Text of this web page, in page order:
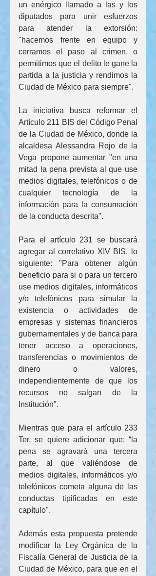
un enérgico llamado a las y los
diputados para unir esfuerzos
para atender la extorsión:
"hacemos frente en equipo y
cerramos el paso al crimen, o
permitimos que el delito le gane la
partida a la justicia y rendimos la
Ciudad de México para siempre".
La iniciativa busca reformar el
Artículo 211 BIS del Código Penal
de la Ciudad de México, donde la
alcaldesa Alessandra Rojo de la
Vega propone aumentar "en una
mitad la pena prevista al que use
medios digitales, telefónicos o de
cualquier tecnología de la
información para la consumación
de la conducta descrita".
Para el artículo 231 se buscará
agregar al correlativo XIV BIS, lo
siguiente: "Para obtener algún
beneficio para si o para un tercero
use medios digitales, informáticos
y/o telefónicos para simular la
existencia o actividades de
empresas y sistemas financieros
gubernamentales y de banca para
tener acceso a operaciones,
transferencias o movimientos de
dinero o valores,
independientemente de que los
recursos no salgan de la
Institución".
Mientras que para el artículo 233
Ter, se quiere adicionar que: “la
pena se agravará una tercera
parte, al que valiéndose de
medios digitales, informáticos y/o
telefónicos cometa alguna de las
conductas tipificadas en este
capítulo".
Además esta propuesta pretende
modificar la Ley Orgánica de la
Fiscalía General de Justicia de la
Ciudad de México, para que en el